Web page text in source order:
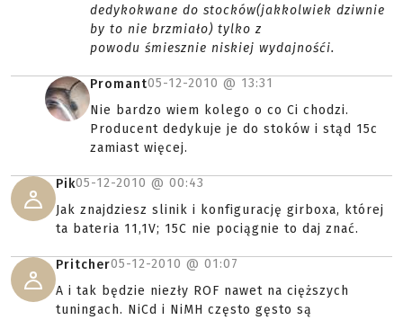
dedykokwane do stocków(jakkolwiek dziwnie
by to nie brzmiało) tylko z
powodu śmiesznie niskiej wydajnośći.
Promant05-12-2010 @ 13:31
Nie bardzo wiem kolego o co Ci chodzi.
Producent dedykuje je do stoków i stąd 15c
zamiast więcej.
Pik05-12-2010 @ 00:43
Jak znajdziesz slinik i konfigurację girboxa, której
ta bateria 11,1V; 15C nie pociągnie to daj znać.
Pritcher05-12-2010 @ 01:07
A i tak będzie niezły ROF nawet na cięższych
tuningach. NiCd i NiMH często gęsto są